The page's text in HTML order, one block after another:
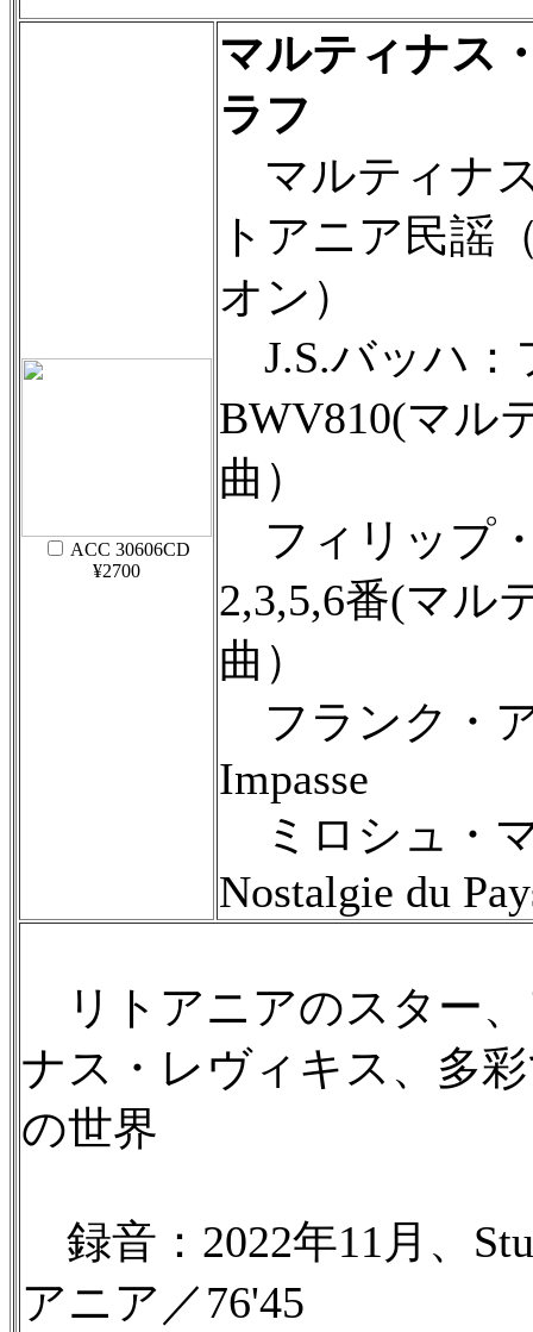
ACC 30606CD
¥2700
マルティナス
ラフ
マルティナ
トアニア民謡
オン）
J.S.バッハ：
BWV810(マル
曲）
フィリップ
2,3,5,6番(マル
曲）
フランク・
Impasse
ミロシュ・
Nostalgie du
リトアニアのスター
ナス・レヴィキス、多
の世界
録音：2022年11月、
アニア／76'45